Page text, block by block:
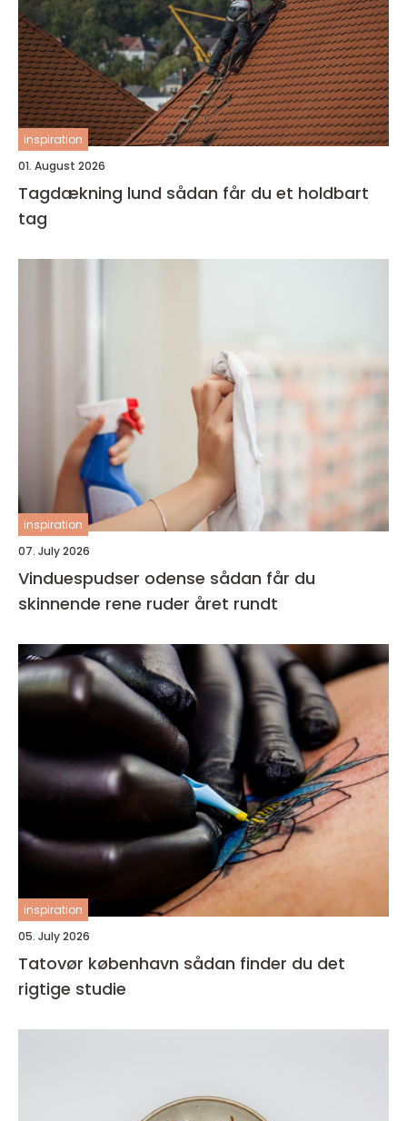
inspiration
01. August 2026
Tagdækning lund sådan får du et holdbart
tag
inspiration
07. July 2026
Vinduespudser odense sådan får du
skinnende rene ruder året rundt
inspiration
05. July 2026
Tatovør københavn sådan finder du det
rigtige studie